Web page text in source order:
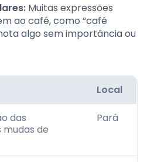
Muitas expressões
ao café, como “café
algo sem importância ou
Local
das
de
Pará